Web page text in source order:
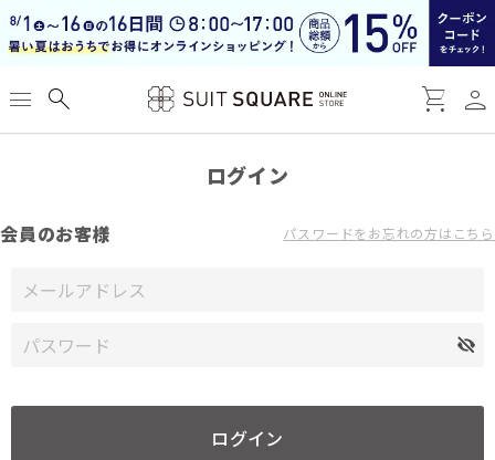
menu search shopping_cart person
ログイン
会員のお客様 パスワードをお忘れの方はこちら